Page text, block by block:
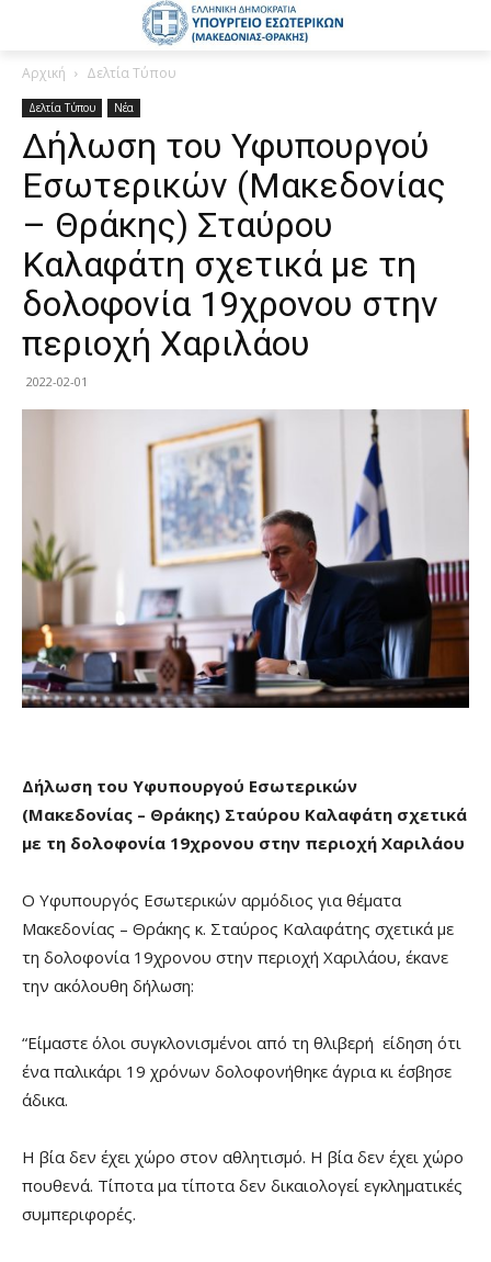
Αρχική Δελτία Τύπου
Δελτία Τύπου Νέα
Δήλωση του Υφυπουργού
Εσωτερικών (Μακεδονίας
– Θράκης) Σταύρου
Καλαφάτη σχετικά με τη
δολοφονία 19χρονου στην
περιοχή Χαριλάου
2022-02-01
Δήλωση του Υφυπουργού Εσωτερικών
(Μακεδονίας – Θράκης) Σταύρου Καλαφάτη σχετικά
με τη δολοφονία 19χρονου στην περιοχή Χαριλάου
O Υφυπουργός Εσωτερικών αρμόδιος για θέματα
Μακεδονίας – Θράκης κ. Σταύρος Καλαφάτης σχετικά με
τη δολοφονία 19χρονου στην περιοχή Χαριλάου, έκανε
την ακόλουθη δήλωση:
“Είμαστε όλοι συγκλονισμένοι από τη θλιβερή είδηση ότι
ένα παλικάρι 19 χρόνων δολοφονήθηκε άγρια κι έσβησε
άδικα.
Η βία δεν έχει χώρο στον αθλητισμό. Η βία δεν έχει χώρο
πουθενά. Τίποτα μα τίποτα δεν δικαιολογεί εγκληματικές
συμπεριφορές.